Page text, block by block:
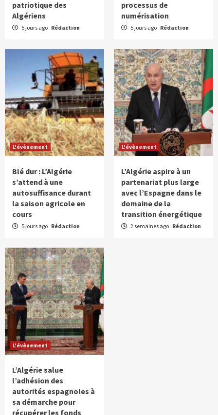
patriotique des
Algériens
5 jours ago Rédaction
processus de
numérisation
5 jours ago Rédaction
L'évènement
Blé dur : L’Algérie
s’attend à une
autosuffisance durant
la saison agricole en
cours
5 jours ago Rédaction
L'évènement
L’Algérie aspire à un
partenariat plus large
avec l’Espagne dans le
domaine de la
transition énergétique
2 semaines ago Rédaction
L'évènement
L’Algérie salue
l’adhésion des
autorités espagnoles à
sa démarche pour
récupérer les fonds